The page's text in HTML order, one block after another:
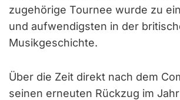
zugehörige Tournee wurde zu
und aufwendigsten in der
Musikgeschichte.
Über die Zeit direkt nach dem
seinen erneuten Rückzug im Jahr